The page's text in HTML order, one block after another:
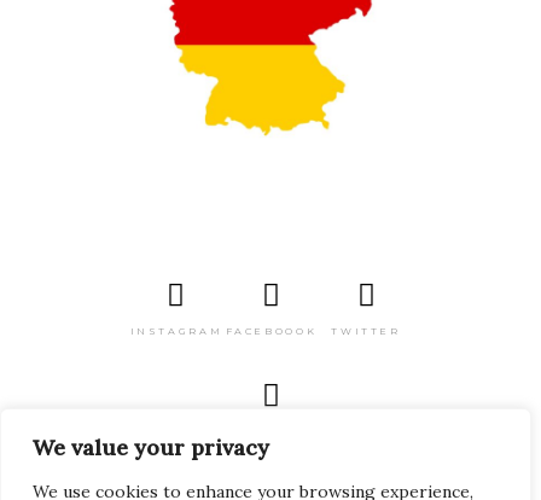
We value your privacy
We use cookies to enhance your browsing experience,
INSTAGRAM FACEBOOOK TWITTER